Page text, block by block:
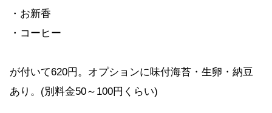
・お新香
・コーヒー
が付いて620円。オプションに味付海苔・生卵・納豆
あり。(別料金50～100円くらい)